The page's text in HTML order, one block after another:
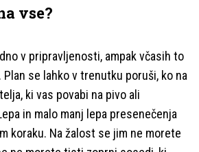
vse?
v pripravljenosti, ampak včasih to
se lahko v trenutku poruši, ko na
ki vas povabi na pivo ali
in malo manj lepa presenečenja
koraku. Na žalost se jim ne morete